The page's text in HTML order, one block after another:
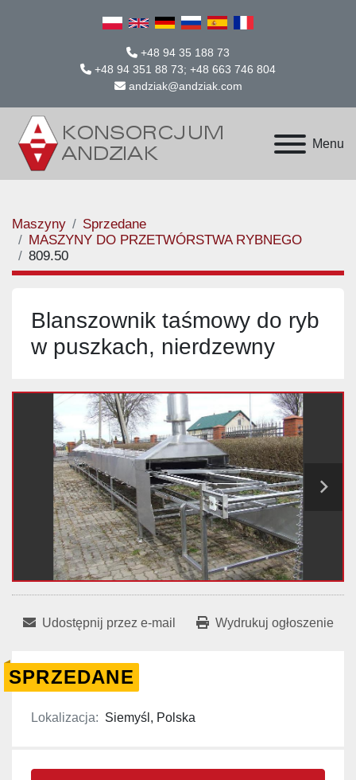
+48 94 35 188 73
+48 94 351 88 73; +48 663 746 804
andziak@andziak.com
Menu
Maszyny
Sprzedane
MASZYNY DO PRZETWÓRSTWA RYBNEGO
809.50
Blanszownik taśmowy do ryb
w puszkach, nierdzewny
Udostępnij przez e-mail Wydrukuj ogłoszenie
SPRZEDANE
Lokalizacja: Siemyśl, Polska